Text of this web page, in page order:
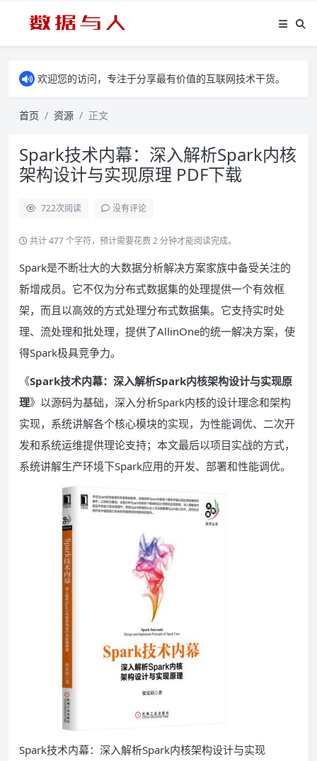
欢迎您的访问，专注于分享最有价值的互联网技术干货。
首页 资源 正文
Spark技术内幕：深入解析Spark内核
架构设计与实现原理 PDF下载
722次阅读 没有评论
共计 477 个字符，预计需要花费 2 分钟才能阅读完成。
Spark是不断壮大的大数据分析解决方案家族中备受关注的
新增成员。它不仅为分布式数据集的处理提供一个有效框
架，而且以高效的方式处理分布式数据集。它支持实时处
理、流处理和批处理，提供了AllinOne的统一解决方案，使
得Spark极具竞争力。
《Spark技术内幕：深入解析Spark内核架构设计与实现原
理》以源码为基础，深入分析Spark内核的设计理念和架构
实现，系统讲解各个核心模块的实现，为性能调优、二次开
发和系统运维提供理论支持；本文最后以项目实战的方式，
系统讲解生产环境下Spark应用的开发、部署和性能调优。
Spark技术内幕：深入解析Spark内核架构设计与实现